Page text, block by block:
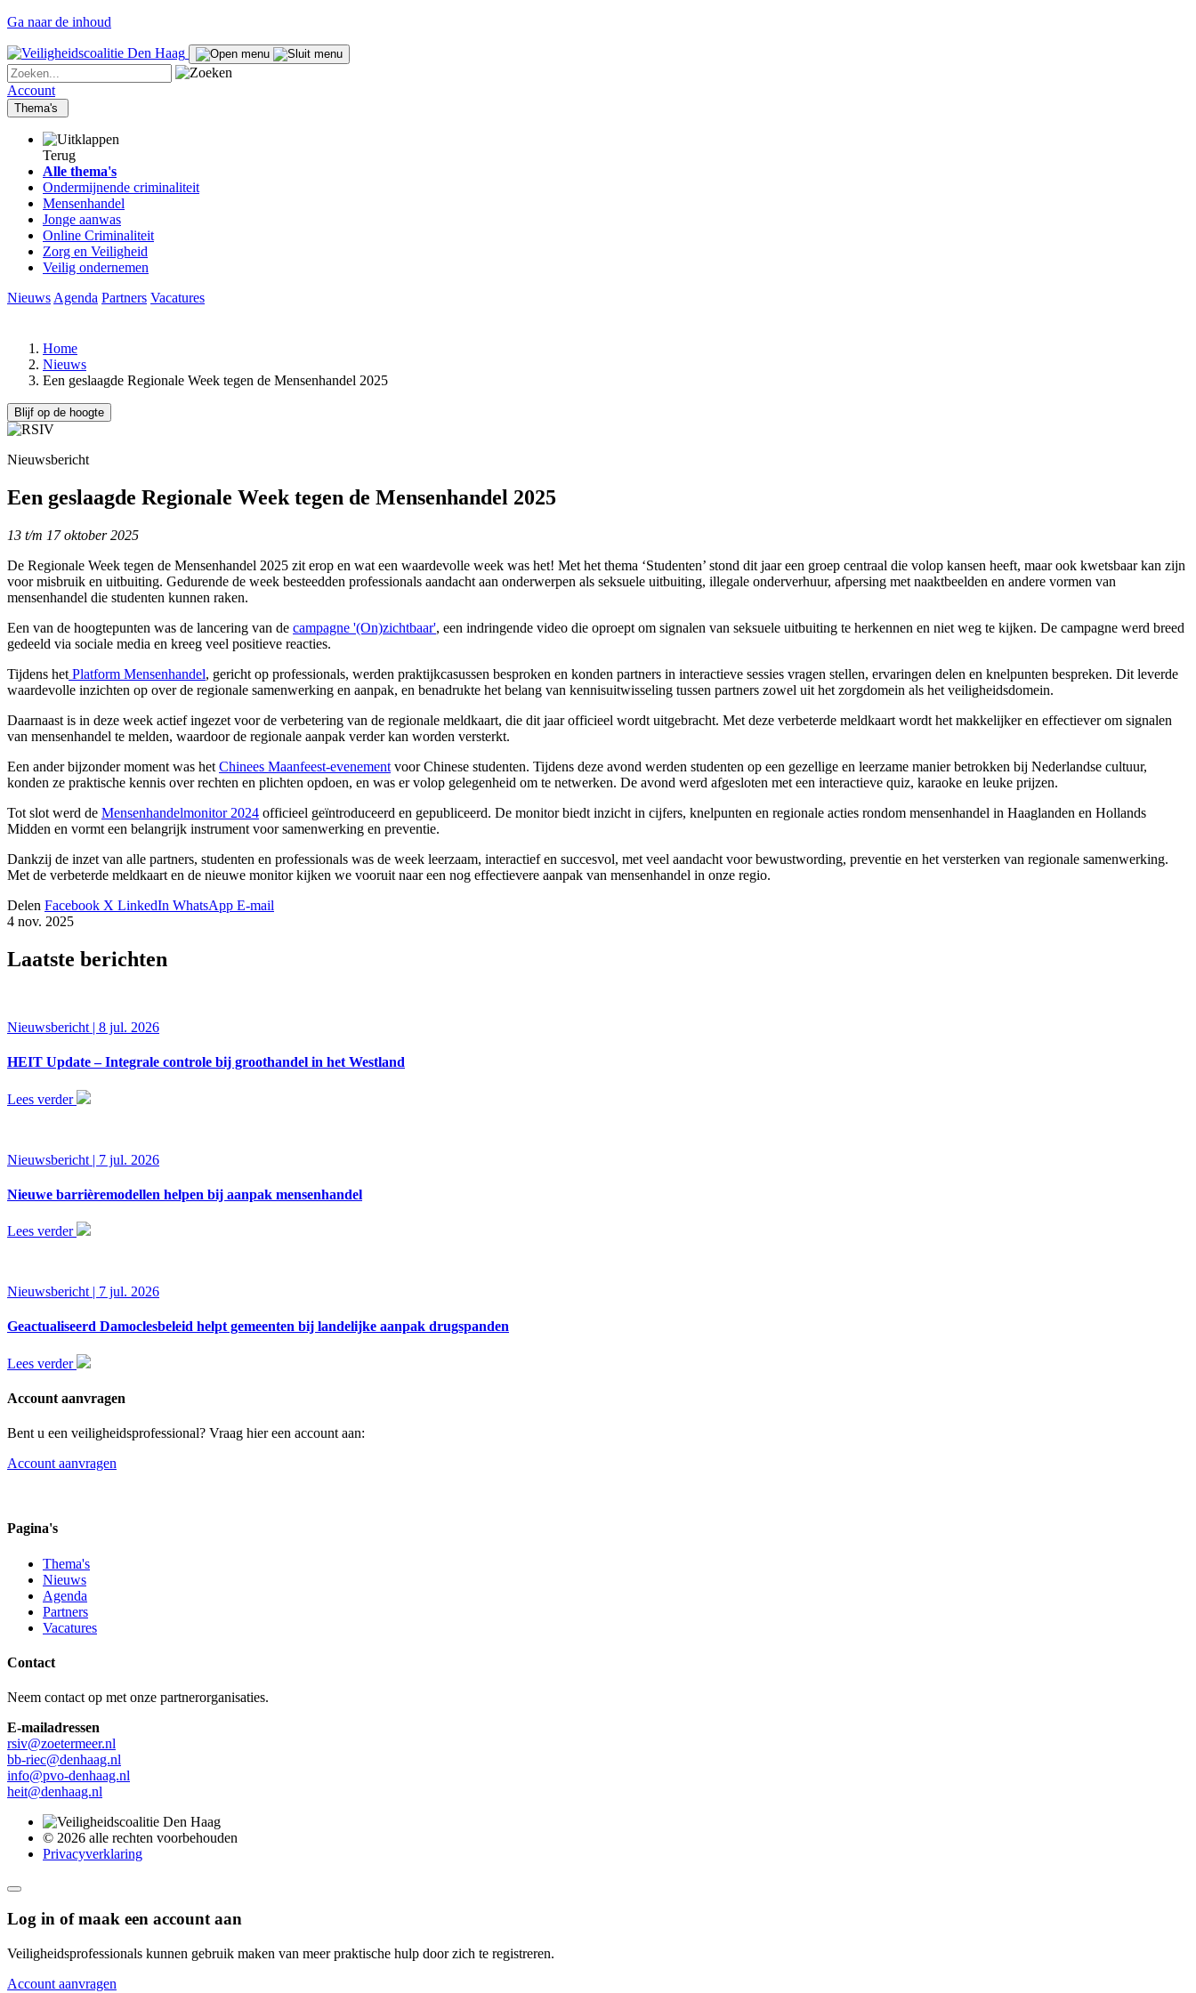
Ga naar de inhoud
Account
Thema's
Terug
Alle thema's
Ondermijnende criminaliteit
Mensenhandel
Jonge aanwas
Online Criminaliteit
Zorg en Veiligheid
Veilig ondernemen
Nieuws Agenda Partners Vacatures
Home
Nieuws
Een geslaagde Regionale Week tegen de Mensenhandel 2025
Blijf op de hoogte
Nieuwsbericht
Een geslaagde Regionale Week tegen de Mensenhandel 2025
13 t/m 17 oktober 2025
De Regionale Week tegen de Mensenhandel 2025 zit erop en wat een waardevolle week was het! Met het thema ‘Studenten’ stond dit jaar een groep centraal die volop kansen heeft, maar ook kwetsbaar kan zijn
voor misbruik en uitbuiting. Gedurende de week besteedden professionals aandacht aan onderwerpen als seksuele uitbuiting, illegale onderverhuur, afpersing met naaktbeelden en andere vormen van
mensenhandel die studenten kunnen raken.
Een van de hoogtepunten was de lancering van de campagne '(On)zichtbaar', een indringende video die oproept om signalen van seksuele uitbuiting te herkennen en niet weg te kijken. De campagne werd breed
gedeeld via sociale media en kreeg veel positieve reacties.
Tijdens het Platform Mensenhandel, gericht op professionals, werden praktijkcasussen besproken en konden partners in interactieve sessies vragen stellen, ervaringen delen en knelpunten bespreken. Dit leverde
waardevolle inzichten op over de regionale samenwerking en aanpak, en benadrukte het belang van kennisuitwisseling tussen partners zowel uit het zorgdomein als het veiligheidsdomein.
Daarnaast is in deze week actief ingezet voor de verbetering van de regionale meldkaart, die dit jaar officieel wordt uitgebracht. Met deze verbeterde meldkaart wordt het makkelijker en effectiever om signalen
van mensenhandel te melden, waardoor de regionale aanpak verder kan worden versterkt.
Een ander bijzonder moment was het Chinees Maanfeest-evenement voor Chinese studenten. Tijdens deze avond werden studenten op een gezellige en leerzame manier betrokken bij Nederlandse cultuur,
konden ze praktische kennis over rechten en plichten opdoen, en was er volop gelegenheid om te netwerken. De avond werd afgesloten met een interactieve quiz, karaoke en leuke prijzen.
Tot slot werd de Mensenhandelmonitor 2024 officieel geïntroduceerd en gepubliceerd. De monitor biedt inzicht in cijfers, knelpunten en regionale acties rondom mensenhandel in Haaglanden en Hollands
Midden en vormt een belangrijk instrument voor samenwerking en preventie.
Dankzij de inzet van alle partners, studenten en professionals was de week leerzaam, interactief en succesvol, met veel aandacht voor bewustwording, preventie en het versterken van regionale samenwerking.
Met de verbeterde meldkaart en de nieuwe monitor kijken we vooruit naar een nog effectievere aanpak van mensenhandel in onze regio.
Delen Facebook X LinkedIn WhatsApp E-mail
4 nov. 2025
Laatste berichten
Nieuwsbericht | 8 jul. 2026
HEIT Update – Integrale controle bij groothandel in het Westland
Lees verder
Nieuwsbericht | 7 jul. 2026
Nieuwe barrièremodellen helpen bij aanpak mensenhandel
Lees verder
Nieuwsbericht | 7 jul. 2026
Geactualiseerd Damoclesbeleid helpt gemeenten bij landelijke aanpak drugspanden
Lees verder
Account aanvragen
Bent u een veiligheidsprofessional? Vraag hier een account aan:
Account aanvragen
Pagina's
Thema's
Nieuws
Agenda
Partners
Vacatures
Contact
Neem contact op met onze partnerorganisaties.
E-mailadressen
rsiv@zoetermeer.nl
bb-riec@denhaag.nl
info@pvo-denhaag.nl
heit@denhaag.nl
© 2026 alle rechten voorbehouden
Privacyverklaring
Log in of maak een account aan
Veiligheidsprofessionals kunnen gebruik maken van meer praktische hulp door zich te registreren.
Account aanvragen